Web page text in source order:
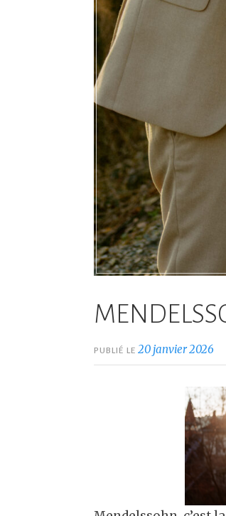
PUBLIÉ LE 20 janvier 2026